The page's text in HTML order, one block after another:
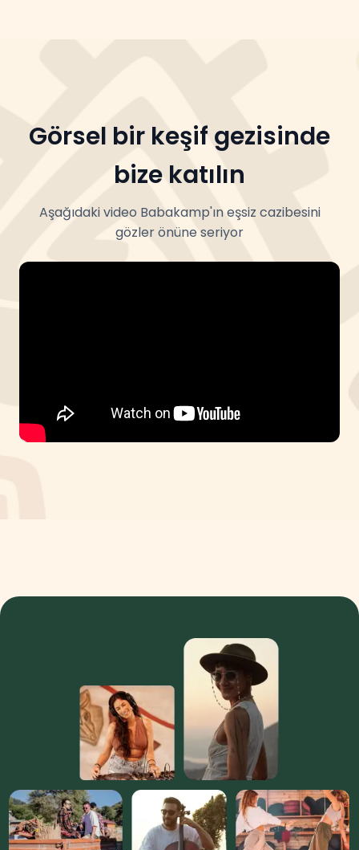
Görsel bir keşif gezisinde
bize katılın
Aşağıdaki video Babakamp'ın eşsiz cazibesini
gözler önüne seriyor